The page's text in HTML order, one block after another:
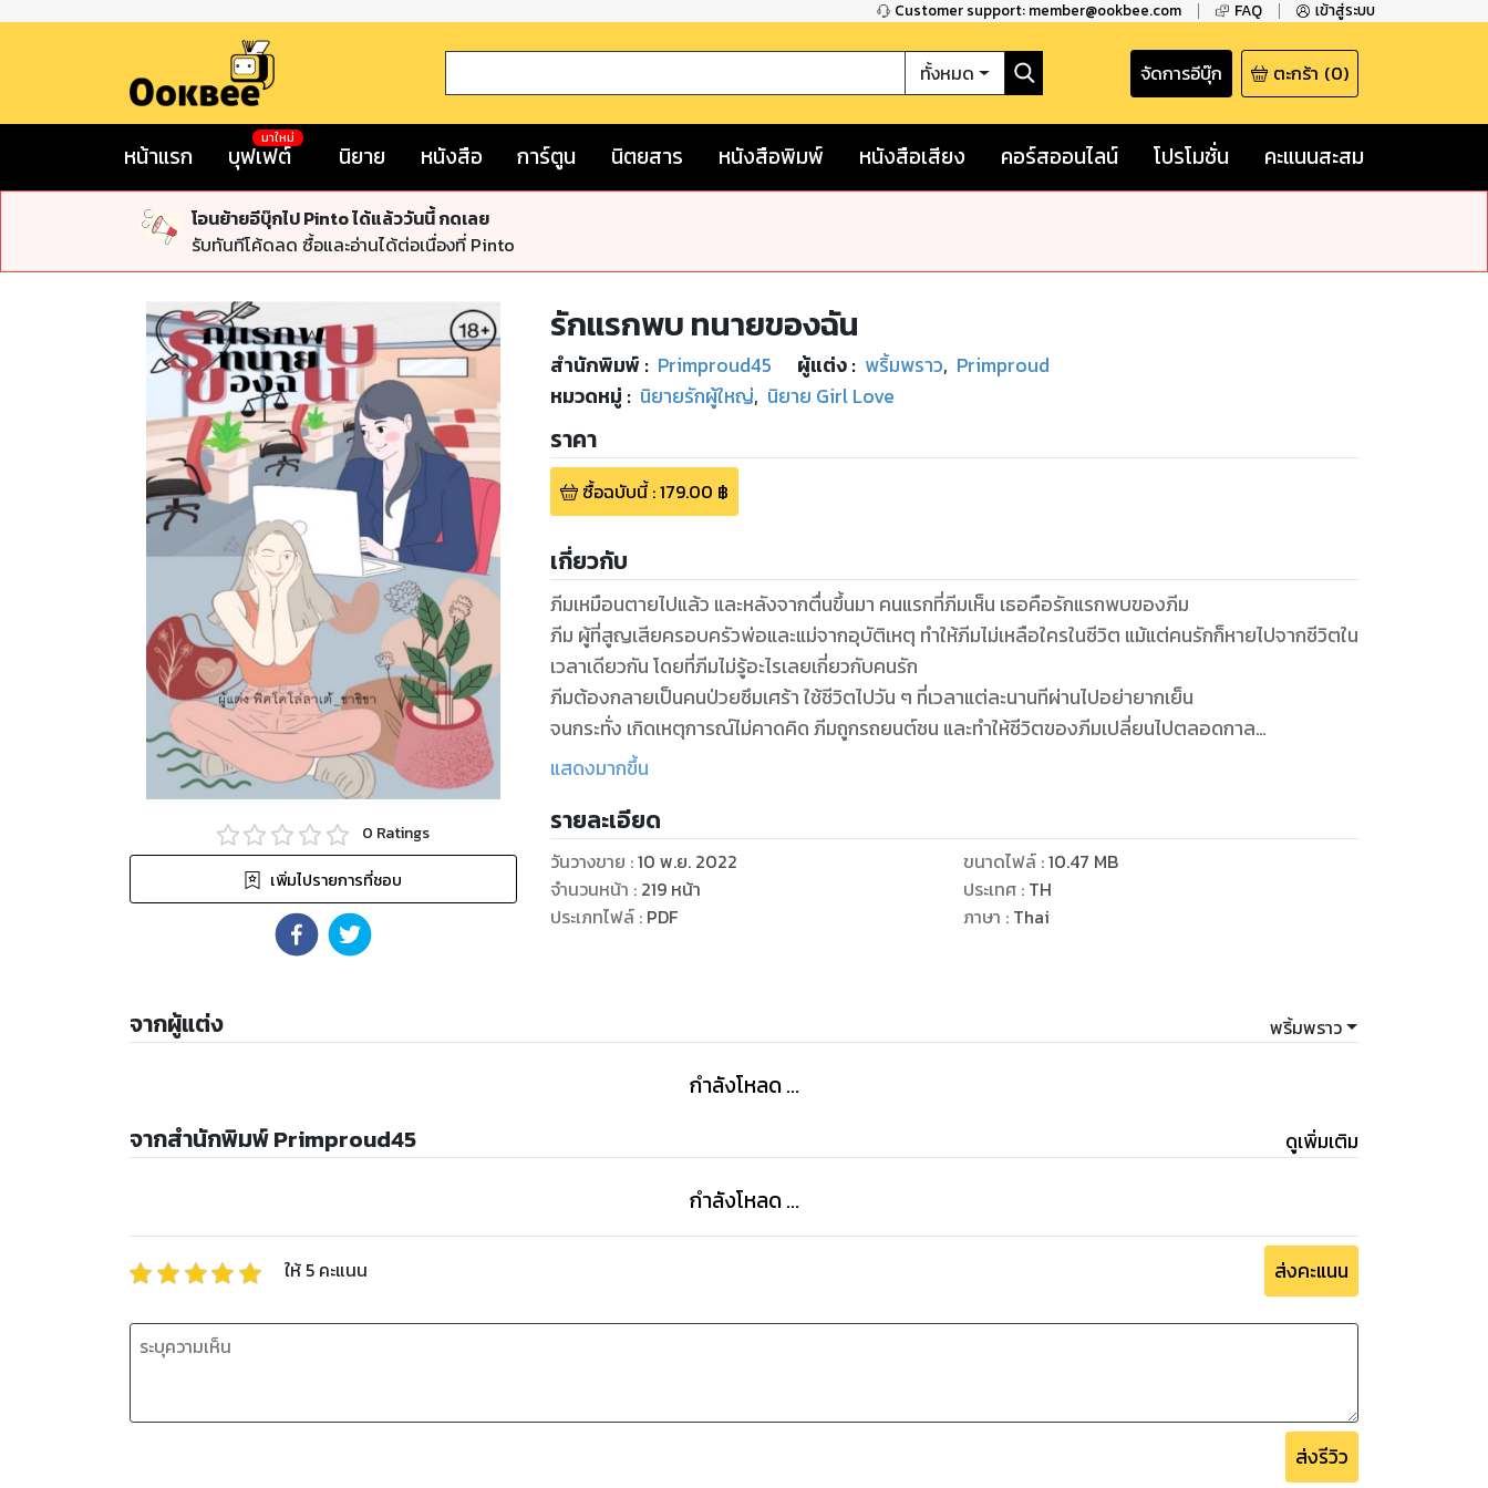
Customer support: member@ookbee.com FAQ เข้าสู่ระบบ
ทั้งหมด จัดการอีบุ๊ก ตะกร้า (0)
หน้าแรก บุฟเฟต์
มาใหม่
นิยาย หนังสือ การ์ตูน นิตยสาร หนังสือพิมพ์ หนังสือเสียง คอร์สออนไลน์ โปรโมชั่น คะแนนสะสม
โอนย้ายอีบุ๊กไป Pinto ได้แล้ววันนี้ กดเลย
รับทันทีโค้ดลด ซื้อและอ่านได้ต่อเนื่องที่ Pinto
0 Ratings
เพิ่มไปรายการที่ชอบ
รักแรกพบ ทนายของฉัน
สำนักพิมพ์ : Primproud45 ผู้แต่ง : พริ้มพราว, Primproud
หมวดหมู่ : นิยายรักผู้ใหญ่, นิยาย Girl Love
ราคา
ซื้อฉบับนี้:179.00 ฿
เกี่ยวกับ
ภีมเหมือนตายไปแล้ว และหลังจากตื่นขึ้นมา คนแรกที่ภีมเห็น เธอคือรักแรกพบของภีม
ภีม ผู้ที่สูญเสียครอบครัวพ่อและแม่จากอุบัติเหตุ ทำให้ภีมไม่เหลือใครในชีวิต แม้แต่คนรักก็หายไปจากชีวิตใน
เวลาเดียวกัน โดยที่ภีมไม่รู้อะไรเลยเกี่ยวกับคนรัก
ภีมต้องกลายเป็นคนป่วยซึมเศร้า ใช้ชีวิตไปวัน ๆ ที่เวลาแต่ละนานทีผ่านไปอย่ายากเย็น
จนกระทั่ง เกิดเหตุการณ์ไม่คาดคิด ภีมถูกรถยนต์ชน และทำให้ชีวิตของภีมเปลี่ยนไปตลอดกาล
ภีมตื่นขึ้นมา พบเจอหญิงสาวคนแรก และหญิงสาวคนนั้นทำให้เธอตกหลุมรักทันทีที่ภีมสบสายตาที่จริงจัง
แสดงมากขึ้น
รายละเอียด
วันวางขาย :10 พ.ย. 2022
จำนวนหน้า : 219 หน้า
ประเภทไฟล์: PDF
ขนาดไฟล์:10.47 MB
ประเทศ : TH
ภาษา : Thai
จากผู้แต่ง พริ้มพราว
กำลังโหลด ...
จากสำนักพิมพ์ Primproud45 ดูเพิ่มเติม
กำลังโหลด ...
ให้ 5 คะแนน ส่งคะแนน
ส่งรีวิว